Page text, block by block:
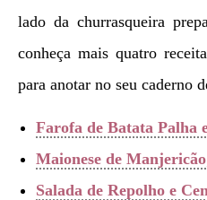
lado da churrasqueira
conheça mais quatro
para anotar no seu caderno
Farofa de Batata Palha
Maionese de Manjericão
Salada de Repolho e